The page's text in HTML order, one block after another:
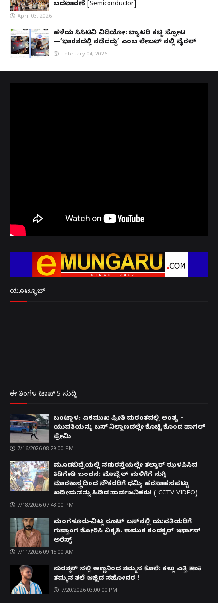
ಬದಲಾವಣೆ [Semiconductor]
April 03, 2026
ಹಳೆಯ ಸಿಸಿಟಿವಿ ವಿಡಿಯೋ: ಬ್ಯಾಟರಿ ಕಚ್ಚಿ ಸ್ಫೋಟ
—‘ಭಾರತದಲ್ಲಿ ನಡೆದದ್ದು’ ಎಂಬ ಲೇಬಲ್ ನಲ್ಲಿ ವೈರಲ್
February 04, 2026
ಯೂಟ್ಯೂಬ್
ಈ ತಿಂಗಳ ಟಾಪ್ 5 ಸುದ್ದಿ
ಬಂಟ್ವಾಳ: ಏಕಮುಖ ಪ್ರೀತಿ ದುರಂತದಲ್ಲಿ ಅಂತ್ಯ –
ಯುವತಿಯನ್ನು ಬಸ್ ನಿಲ್ದಾಣದಲ್ಲೇ ಕೊಚ್ಚಿ ಕೊಂದ ಪಾಗಲ್
ಪ್ರೇಮಿ
7/16/2026 08:29:00 PM
ಮೂಡಬಿದ್ರೆಯಲ್ಲಿ ನಡುರಸ್ತೆಯಲ್ಲೇ ತಲ್ವಾರ್ ಝಳಪಿಸಿದ
ಕಿಡಿಗೇಡಿ ಬಂಧನ: ಮೊಬೈಲ್ ಮಳಿಗೆಗೆ ನುಗ್ಗಿ
ಮಾರಕಾಸ್ತ್ರದಿಂದ ನೌಕರರಿಗೆ ಧಮ್ಕಿ; ಹರಸಾಹಸಪಟ್ಟು
ಖದೀಮನನ್ನು ಹಿಡಿದ ಸಾರ್ವಜನಿಕರು! ( CCTV VIDEO)
7/18/2026 07:43:00 PM
ಮಂಗಳೂರು-ವಿಟ್ಲ ರೂಟ್ ಬಸ್‌ನಲ್ಲಿ ಯುವತಿಯರಿಗೆ
ಗುಪ್ತಾಂಗ ತೋರಿಸಿ ವಿಕೃತಿ: ಕಾಮುಕ ಕಂಡಕ್ಟರ್ ಇರ್ಫಾನ್
ಅರೆಸ್ಟ್!
7/11/2026 09:15:00 AM
ಸುರತ್ಕಲ್ ನಲ್ಲಿ ಅಣ್ಣನಿಂದ ತಮ್ಮನ ಕೊಲೆ: ಕಲ್ಲು ಎತ್ತಿ ಹಾಕಿ
ತಮ್ಮನ ತಲೆ ಜಜ್ಜಿದ ಸಹೋದರ !
7/20/2026 03:00:00 PM